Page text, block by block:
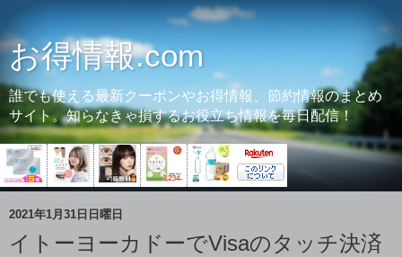
お得情報.com
誰でも使える最新クーポンやお得情報、節約情報のまとめ
サイト。知らなきゃ損するお役立ち情報を毎日配信！
2021年1月31日日曜日
イトーヨーカドーでVisaのタッチ決済